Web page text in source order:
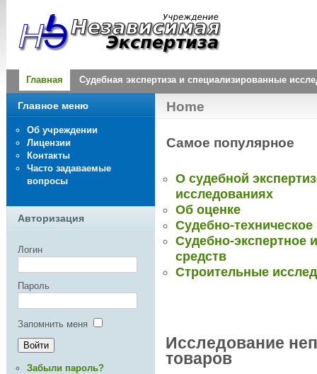
Главная Судебная экспертиза и специализированные
Home
Самое популярное
О судебной
исследованиях
Об оценке
Судебно-
Судебно-экспертное
средств
Строительные
Исследование
товаров
Главное меню
Об учреждении
Лицензии
Контакты
Часто задаваемые
вопросы
Авторизация
Логин
Пароль
Запомнить меня
Забыли пароль?